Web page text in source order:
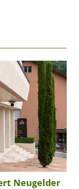
Neugelder